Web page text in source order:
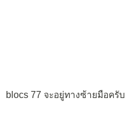
blocs 77 จะอยู่ทางซ้ายมือครับ